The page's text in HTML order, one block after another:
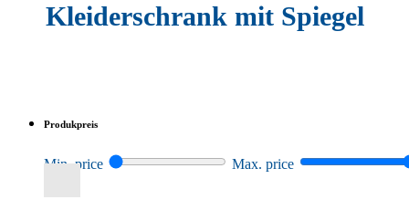
Kleiderschrank mit Spiegel
Produkpreis
Min. price Max. price